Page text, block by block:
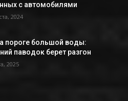
с автомобилями
2024
пороге большой воды:
паводок берет разгон
2025